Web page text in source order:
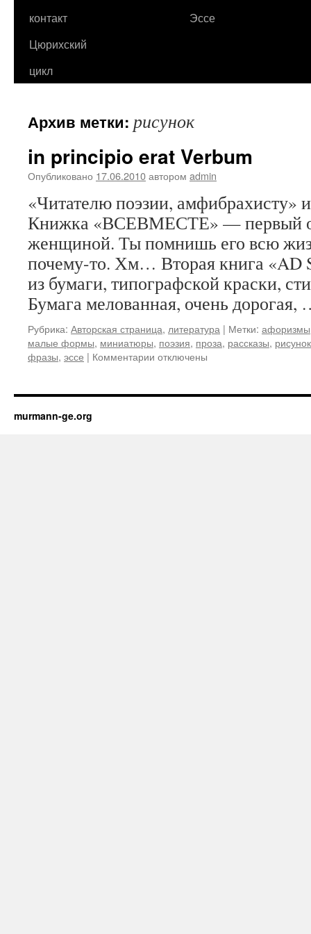
контакт
Эссе
Цюрихский
цикл
Архив метки: рисунок
in principio erat Verbum
Опубликовано 17.06.2010автором admin
«Читателю поэзии, амфибрахисту»
Книжка «ВСЕВМЕСТЕ» — первый
женщиной. Ты помнишь его всю
почему-то. Хм… Вторая книга «AD
из бумаги, типографской краски,
Бумага мелованная, очень
Рубрика: Авторская страница, литература | Метки: афоризмы
малые формы, миниатюры, поэзия, проза, рассказы, рисунок
фразы, эссе | Комментарии к
principio
отключены
murmann-ge.org